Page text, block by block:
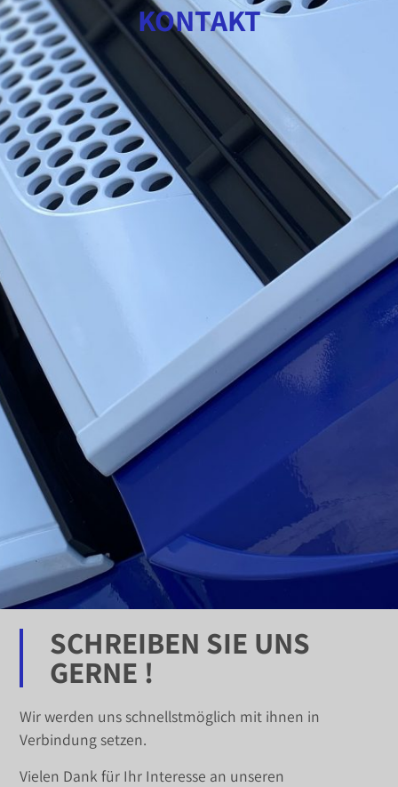
KONTAKT
SCHREIBEN SIE UNS
GERNE !
Wir werden uns schnellstmöglich mit ihnen in
Verbindung setzen.
Vielen Dank für Ihr Interesse an unseren